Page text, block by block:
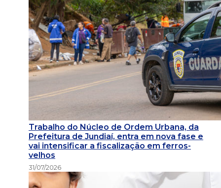
Trabalho do Núcleo de Ordem Urbana, da
Prefeitura de Jundiaí, entra em nova fase e
vai intensificar a fiscalização em ferros-
velhos
31/07/2026